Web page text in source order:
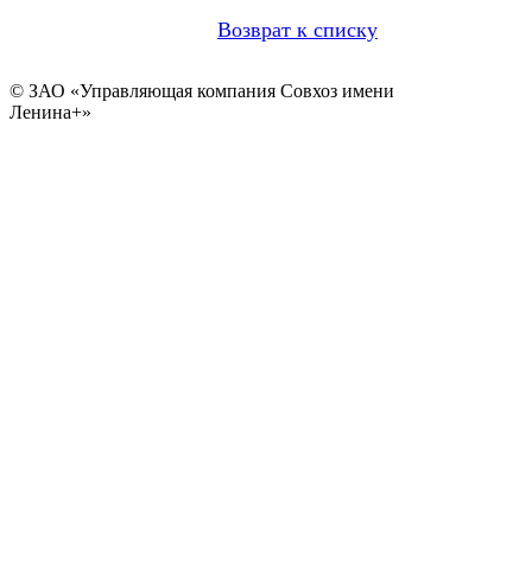
Возврат к списку
© ЗАО «Управляющая компания Совхоз имени
Ленина+»